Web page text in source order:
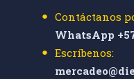
Contáctanos
WhatsApp
Escríbenos: